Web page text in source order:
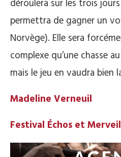
déroulera sur les trois
permettra de gagner un
Norvège). Elle sera
complexe qu’une chasse
mais le jeu en vaudra bien
Madeline Verneuil
Festival Échos et